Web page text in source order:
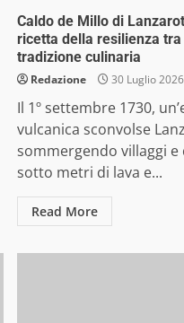
Caldo de Millo di
ricetta della resilienza tra
tradizione culinaria
Redazione 30 Luglio 2026
Il 1º settembre 1730,
vulcanica sconvolse
sommergendo villaggi e
sotto metri di lava e...
Read More